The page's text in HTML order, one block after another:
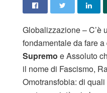
Globalizzazione – C’è
fondamentale da fare
Supremo e Assoluto
il nome di Fascismo,
Omotransfobia: di